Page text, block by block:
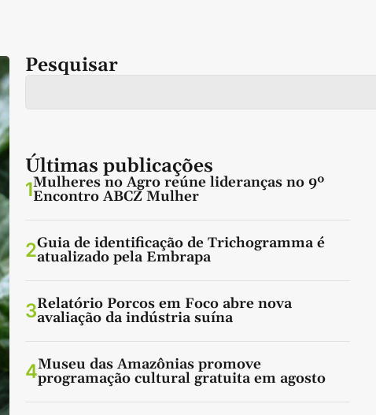
Pesquisar
Últimas publicações
1Mulheres no Agro reúne lideranças no 9º
Encontro ABCZ Mulher
2Guia de identificação de Trichogramma é
atualizado pela Embrapa
3Relatório Porcos em Foco abre nova
avaliação da indústria suína
4Museu das Amazônias promove
programação cultural gratuita em agosto